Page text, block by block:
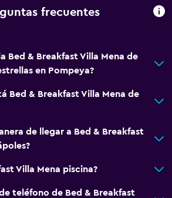
frecuentes
Bed & Breakfast Villa Mena de
en Pompeya?
Bed & Breakfast Villa Mena de
de llegar a Bed & Breakfast
Villa Mena piscina?
teléfono de Bed & Breakfast